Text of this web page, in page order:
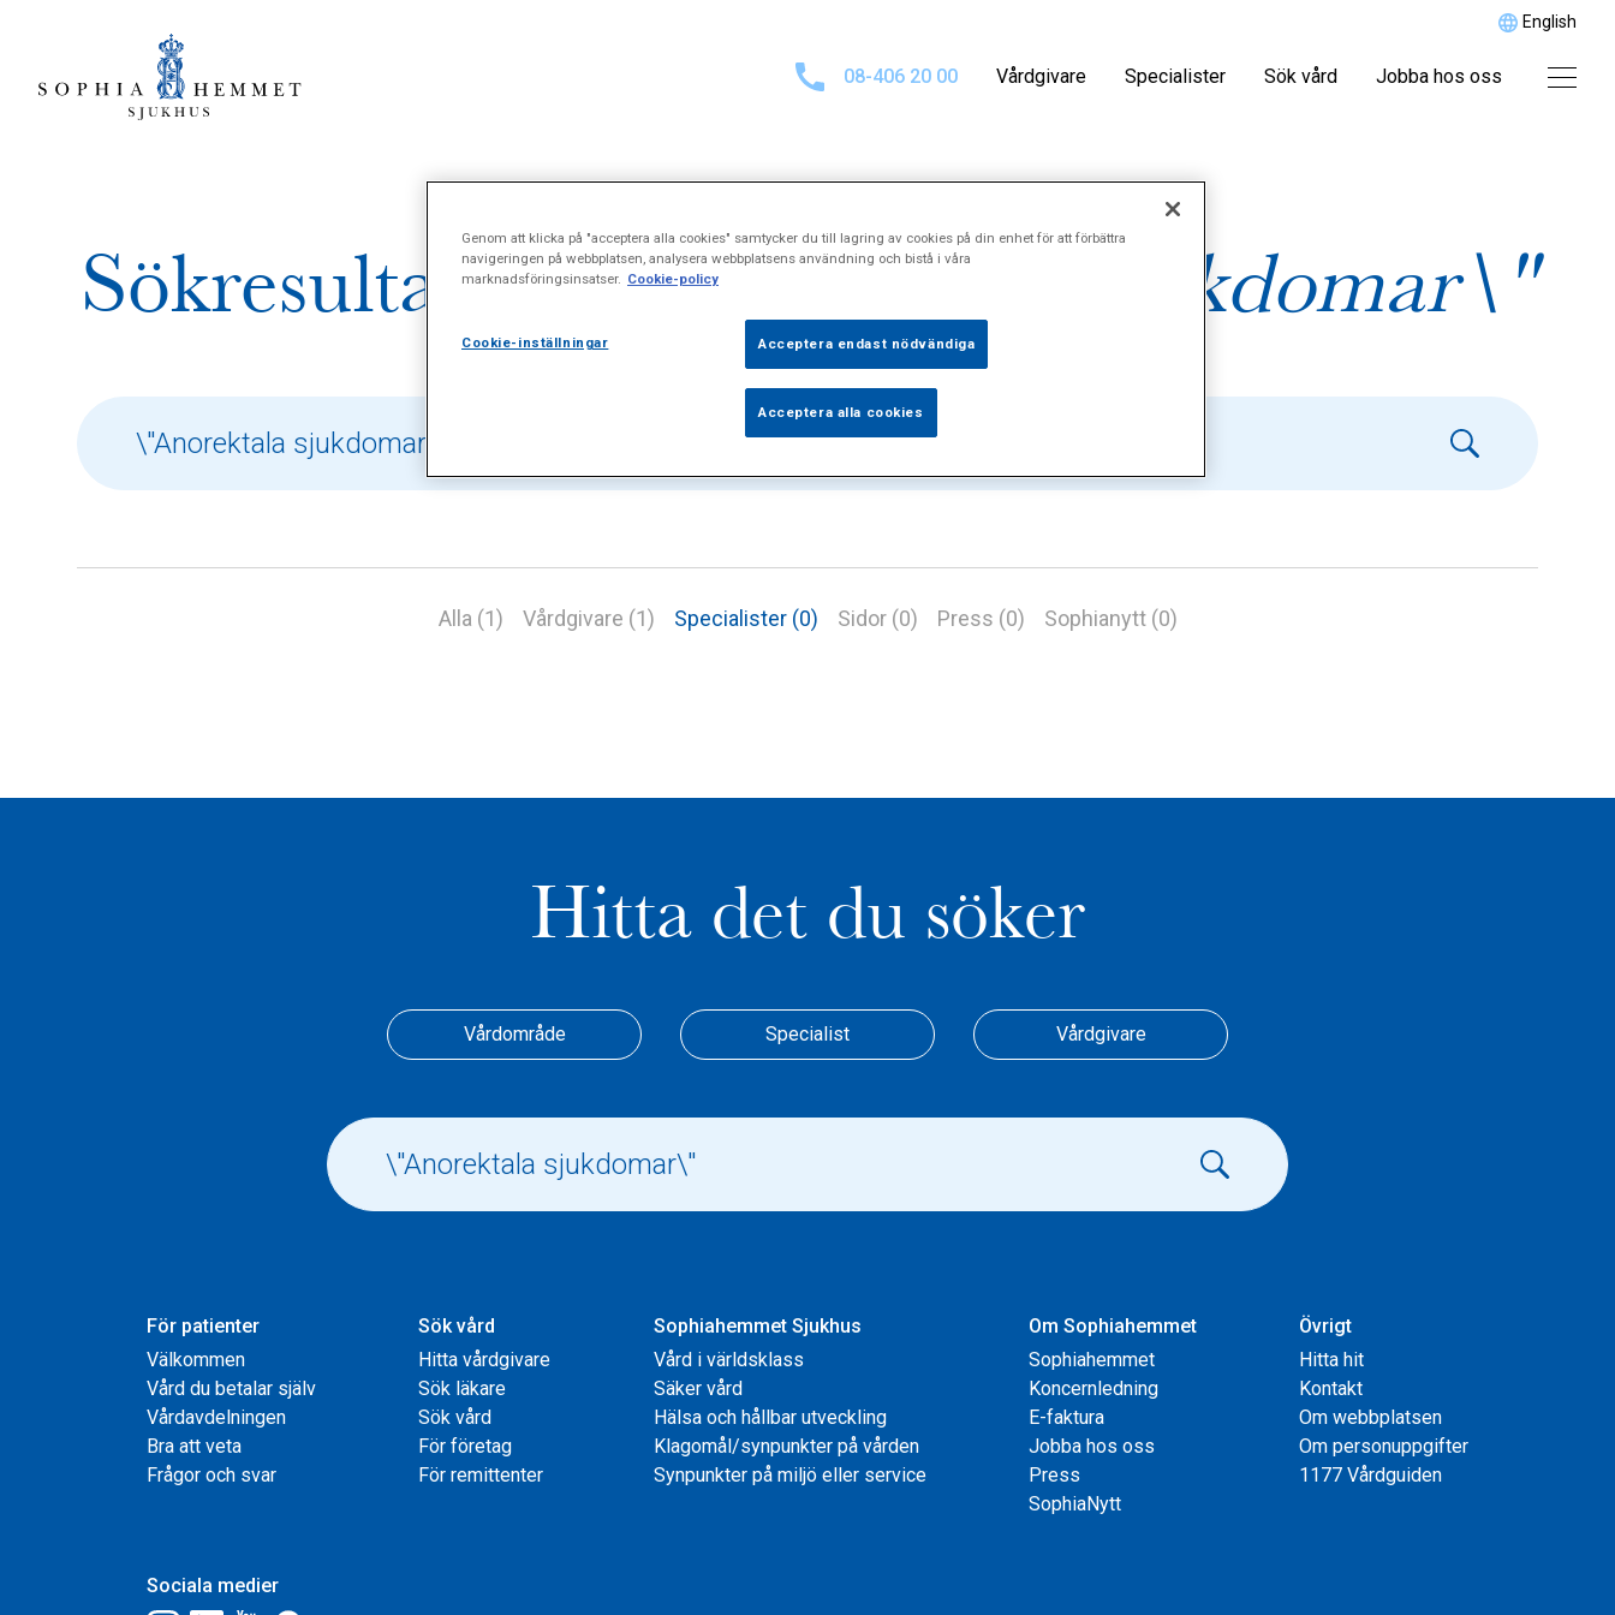
English
08-406 20 00 Vårdgivare Specialister Sök vård Jobba hos oss
Sökresultat för\"Anorektala sjukdomar\"
Alla (1) Vårdgivare (1) Specialister (0) Sidor (0) Press (0) Sophianytt (0)
Hitta det du söker
Vårdområde Specialist Vårdgivare
För patienter
Välkommen
Vård du betalar själv
Vårdavdelningen
Bra att veta
Frågor och svar
Sök vård
Hitta vårdgivare
Sök läkare
Sök vård
För företag
För remittenter
Sophiahemmet Sjukhus
Vård i världsklass
Säker vård
Hälsa och hållbar utveckling
Klagomål/synpunkter på vården
Synpunkter på miljö eller service
Om Sophiahemmet
Sophiahemmet
Koncernledning
E-faktura
Jobba hos oss
Press
SophiaNytt
Övrigt
Hitta hit
Kontakt
Om webbplatsen
Om personuppgifter
1177 Vårdguiden
Sociala medier
Genom att klicka på "acceptera alla cookies" samtycker du till lagring av cookies på din enhet för att förbättra
navigeringen på webbplatsen, analysera webbplatsens användning och bistå i våra
marknadsföringsinsatser. Cookie-policy
Cookie-inställningar Acceptera endast nödvändiga
Acceptera alla cookies